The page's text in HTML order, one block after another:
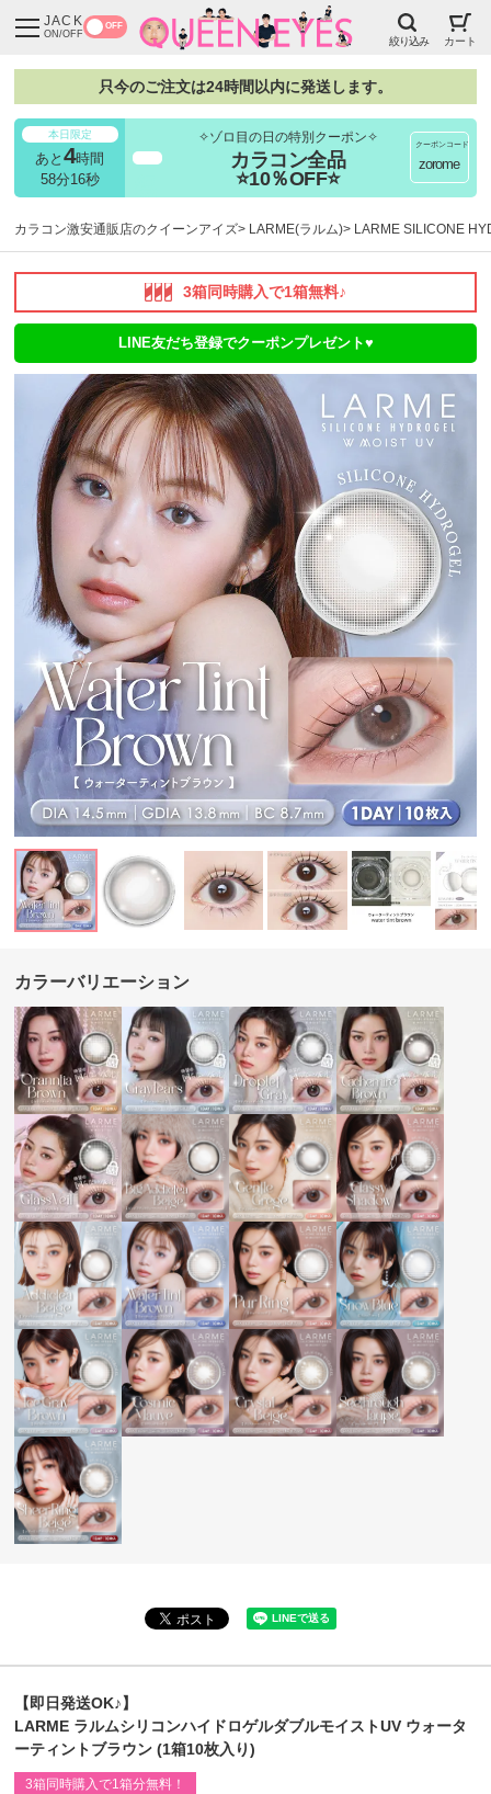
JACK
ON/OFF
OFF
絞り込み カート
只今のご注文は24時間以内に発送します。
本日限定
あと4時間
58分14秒
✧ゾロ目の日の特別クーポン✧
カラコン全品
⭐10％OFF⭐
クーポンコード
zorome
カラコン激安通販店のクイーンアイズ LARME(ラルム) LARME SILICONE
3箱同時購入で1箱無料♪
LINE友だち登録でクーポンプレゼント♥
カラーバリエーション
【即日発送OK♪】
LARME ラルムシリコンハイドロゲルダブルモイストUV ウォータ
ーティントブラウン (1箱10枚入り)
3箱同時購入で1箱分無料！